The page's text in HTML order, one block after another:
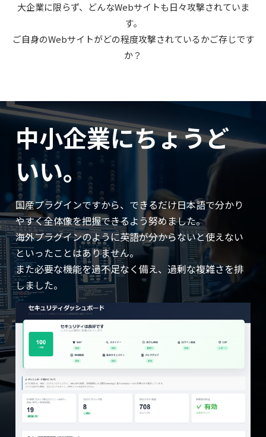
大企業に限らず、どんなWebサイトも日々攻撃されていま
す。
ご自身のWebサイトがどの程度攻撃されているかご存じです
か？
中小企業にちょうど
いい。
国産プラグインですから、できるだけ日本語で分かり
やすく全体像を把握できるよう努めました。
海外プラグインのように英語が分からないと使えない
といったことはありません。
また必要な機能を過不足なく備え、過剰な複雑さを排
しました。